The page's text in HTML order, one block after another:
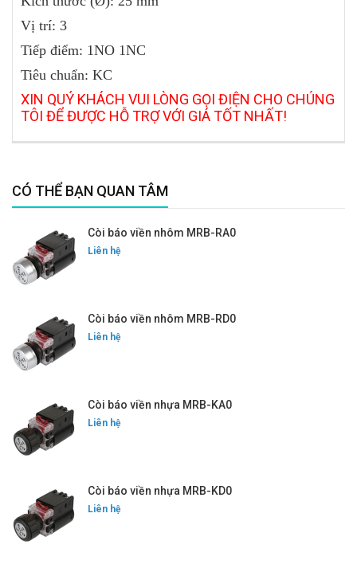
Vị trí: 3
Tiếp điểm: 1NO 1NC
Tiêu chuẩn: KC
XIN QUÝ KHÁCH VUI LÒNG GỌI ĐIỆN CHO CHÚNG
TÔI ĐỂ ĐƯỢC HỖ TRỢ VỚI GIÁ TỐT NHẤT!
CÓ THỂ BẠN QUAN TÂM
Còi báo viền nhôm MRB-RA0
Liên hệ
Còi báo viền nhôm MRB-RD0
Liên hệ
Còi báo viền nhựa MRB-KA0
Liên hệ
Còi báo viền nhựa MRB-KD0
Liên hệ